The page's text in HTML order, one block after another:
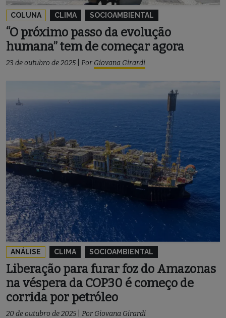
COLUNA CLIMA SOCIOAMBIENTAL
“O próximo passo da evolução
humana” tem de começar agora
23 de outubro de 2025 Por Giovana Girardi
ANÁLISE CLIMA SOCIOAMBIENTAL
Liberação para furar foz do Amazonas
na véspera da COP30 é começo de
corrida por petróleo
20 de outubro de 2025 Por Giovana Girardi